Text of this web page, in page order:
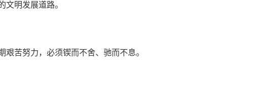
明发展道路。
苦努力，必须锲而不舍、驰而不息。